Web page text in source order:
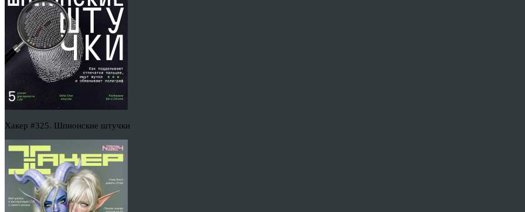
Хакер #325. Шпионские штучки